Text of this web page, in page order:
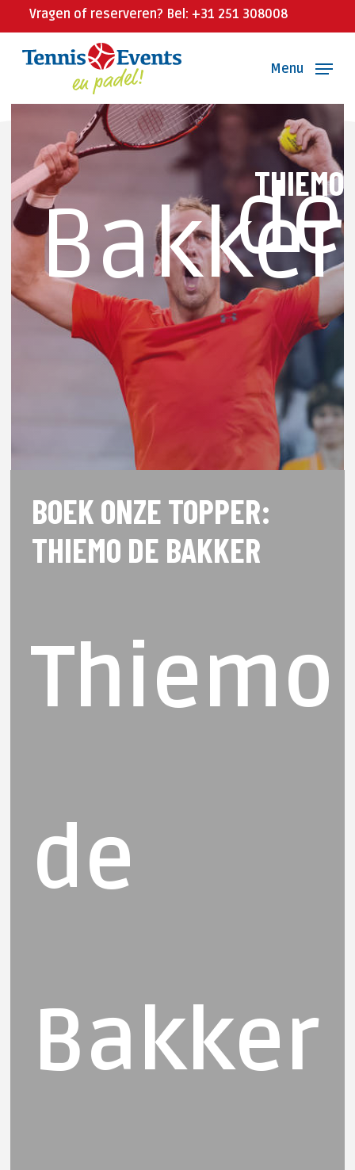
to
main
Vragen of reserveren? Bel: +31 251 308008
Menu
THIEMO
de
Bakker
BOEK ONZE TOPPER:
THIEMO DE BAKKER
Thiemo
de
Bakker